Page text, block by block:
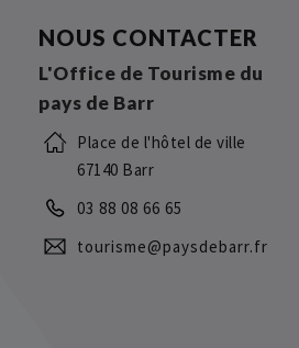
NOUS CONTACTER
L'Office de Tourisme du
pays de Barr
Place de l'hôtel de ville
67140 Barr
03 88 08 66 65
tourisme@paysdebarr.fr